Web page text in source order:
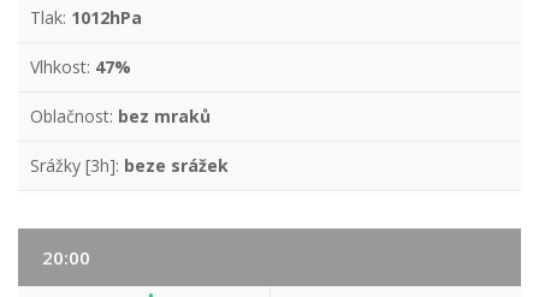
Tlak: 1012hPa
Vlhkost: 47%
Oblačnost: bez mraků
Srážky [3h]: beze srážek
20:00